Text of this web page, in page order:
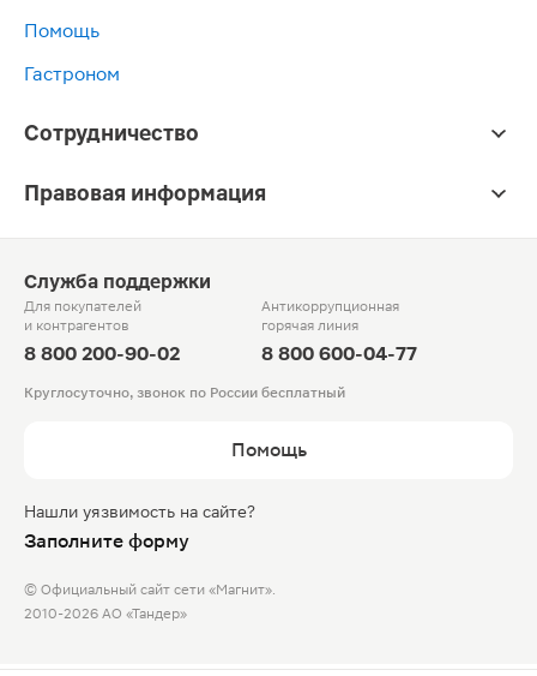
Помощь
Гастроном
Сотрудничество
Правовая информация
Служба поддержки
Для покупателей
и контрагентов
8 800 200-90-02
Антикоррупционная
горячая линия
8 800 600-04-77
Круглосуточно, звонок по России бесплатный
Помощь
Нашли уязвимость на сайте?
Заполните форму
© Официальный сайт сети «Магнит».
2010-2026 АО «Тандер»